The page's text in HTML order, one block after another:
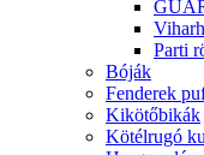
Parti
Bóják
Fenderek
Kikötőbikák
Kötélrugó